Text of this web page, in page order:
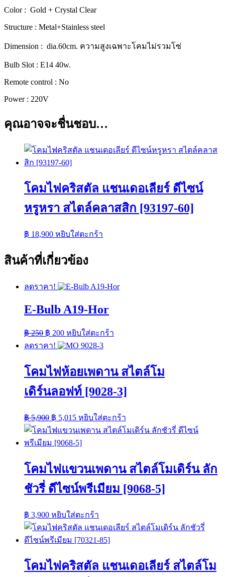
ชิ้น
Color : Gold + Crystal Clear
Structure : Metal+Stainless steel
Dimension : dia.60cm. ความสูงเฉพาะโคมไม่รวมโซ่
Bulb Slot : E14 40w.
Remote control : No
Power : 220V
คุณอาจจะชื่นชอบ…
โคมไฟคริสตัล แชนเดอเลียร์ ดีไซน์
หรูหรา สไตล์คลาสสิก [93197-60]
฿ 18,900 หยิบใส่ตะกร้า
สินค้าที่เกี่ยวข้อง
ลดราคา!
E-Bulb A19-Hor
฿250 Original
price
was:
฿ 200Current
price
is:
หยิบใส่ตะกร้า
ลดราคา!
โคมไฟห้อยเพดาน สไตล์โม
เดิร์นลอฟท์ [9028-3]
฿5,900 Original
price
was:
฿ 5,900.
฿ 5,015 Current
price
is:
฿ 5,015.
หยิบใส่ตะกร้า
โคมไฟแขวนเพดาน สไตล์โมเดิร์น ลัก
ชัวรี่ ดีไซน์พรีเมียม [9068-5]
฿ 3,900 หยิบใส่ตะกร้า
โคมไฟคริสตัล แชนเดอเลียร์ สไตล์โม